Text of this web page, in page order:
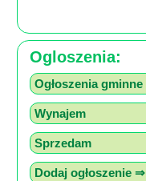
Ogloszenia:
Ogłoszenia gminne
Wynajem
Sprzedam
Dodaj ogłoszenie ⇒